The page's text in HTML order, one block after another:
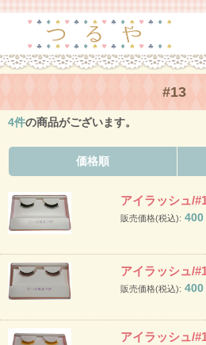
#13
4件の商品がございます。
価格順
アイラッシュ/
販売価格(税込): 400
アイラッシュ/
販売価格(税込): 400
アイラッシュ/